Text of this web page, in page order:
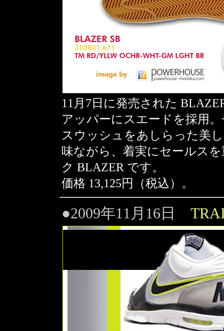
11月7日に発売された
アッパーにスエードを採用
スウッシュをあしらった美
味ながら、着実にセールス
ク BLAZER です。
価格 13,125円（税込）。
●2009年11月16日